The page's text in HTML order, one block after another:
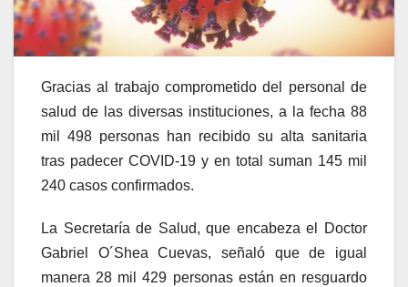
Gracias al trabajo comprometido del personal de
salud de las diversas instituciones, a la fecha 88
mil 498 personas han recibido su alta sanitaria
tras padecer COVID-19 y en total suman 145 mil
240 casos confirmados.
La Secretaría de Salud, que encabeza el Doctor
Gabriel O´Shea Cuevas, señaló que de igual
manera 28 mil 429 personas están en resguardo